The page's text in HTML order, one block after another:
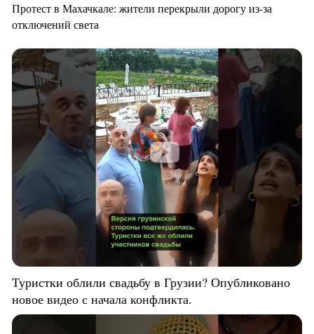
Протест в Махачкале: жители перекрыли дорогу из-за
отключений света
Туристки облили свадьбу в Грузии? Опубликовано
новое видео с начала конфликта.